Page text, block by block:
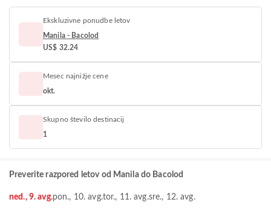
Ekskluzivne ponudbe letov
Manila - Bacolod
US$ 32.24
Mesec najnižje cene
okt.
Skupno število destinacij
1
Preverite razpored letov od Manila do Bacolod
ned., 9. avg.pon., 10. avg.tor., 11. avg.sre., 12. avg.